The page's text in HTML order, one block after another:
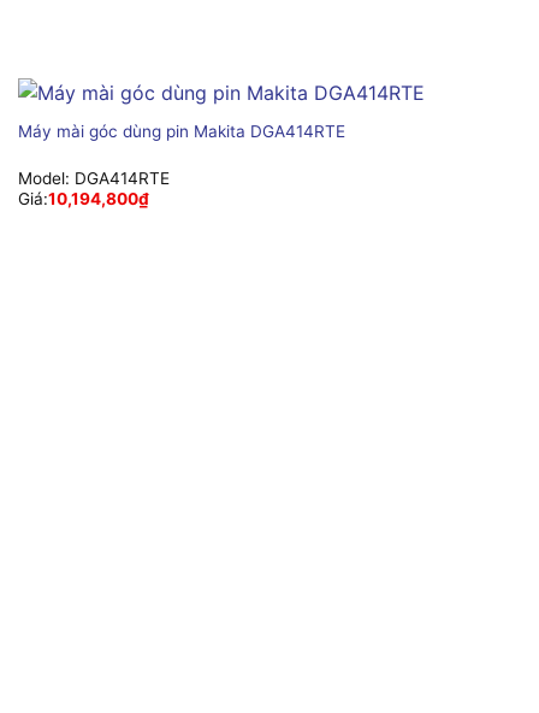
Máy mài góc dùng pin Makita DGA414RTE
Model: DGA414RTE
Giá:10,194,800₫